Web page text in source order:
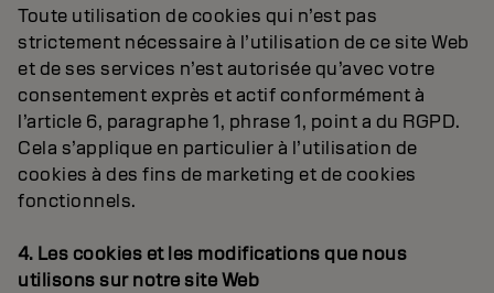
Toute utilisation de cookies qui n’est pas
strictement nécessaire à l’utilisation de ce site Web
et de ses services n’est autorisée qu’avec votre
consentement exprès et actif conformément à
l’article 6, paragraphe 1, phrase 1, point a du RGPD.
Cela s’applique en particulier à l’utilisation de
cookies à des fins de marketing et de cookies
fonctionnels.
4. Les cookies et les modifications que nous
utilisons sur notre site Web